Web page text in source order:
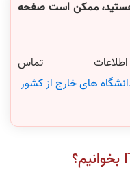
هستید، ممکن است صفحه
تماس
های خارج از کشور